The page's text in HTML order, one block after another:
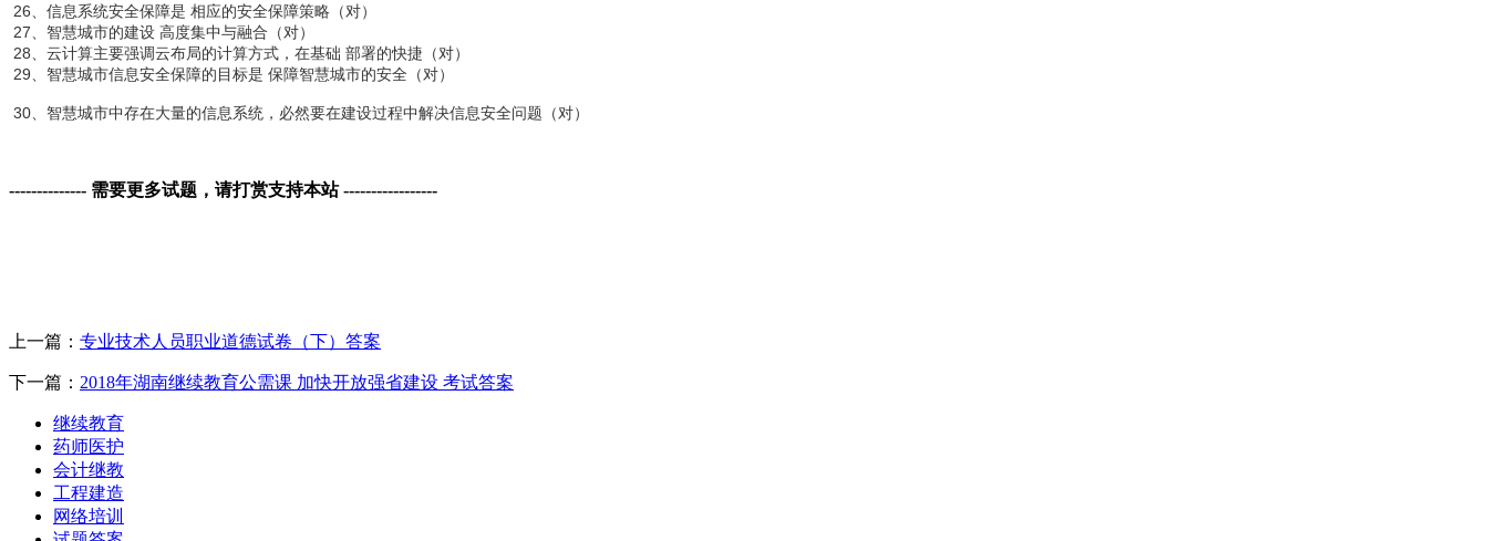
26、信息系统安全保障是 相应的安全保障策略（对）
27、智慧城市的建设 高度集中与融合（对）
28、云计算主要强调云布局的计算方式，在基础 部署的快捷（对）
29、智慧城市信息安全保障的目标是 保障智慧城市的安全（对）
30、智慧城市中存在大量的信息系统，必然要在建设过程中解决信息安全问题（对）
-------------- 需要更多试题，请打赏支持本站 -----------------
上一篇： 专业技术人员职业道德试卷（下）答案
下一篇： 2018年湖南继续教育公需课 加快开放强省建设 考试答案
继续教育
药师医护
会计继教
工程建造
网络培训